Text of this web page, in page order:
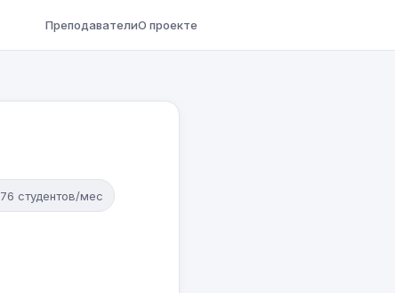
ПреподавателиО проекте
76 студентов/мес